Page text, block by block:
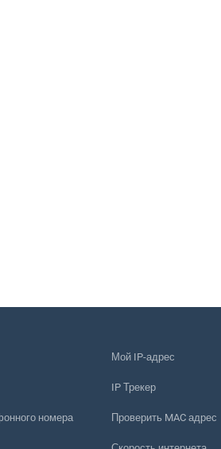
номера
Мой IP-адрес
IP Трекер
Проверить MAC адрес